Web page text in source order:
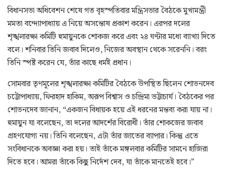
বিধানসভা অধিবেশন শেষে গত বৃহস্পতিবার মন্ত্রিসভার বৈঠকে মুখ্যমন্ত্রী
মমতা বন্দ্যোপাধ্যায় এ নিয়ে অসন্তোষ প্রকাশ করেন। এরপর দলের
শৃঙ্খলারক্ষা কমিটি হুমায়ুনকে শোকজ করে এবং ২৪ ঘণ্টার মধ্যে ব্যাখ্যা দিতে
বলে। শনিবার তিনি জবাব দিলেও, নিজের অবস্থান থেকে সরেননি। বরং
তিনি স্পষ্ট করেন যে, তাঁর কাছে ধর্মই প্রধান।
সোমবার তৃণমূলের শৃঙ্খলারক্ষা কমিটির বৈঠকে উপস্থিত ছিলেন শোভনদেব
চট্টোপাধ্যায়, ফিরহাদ হাকিম, অরূপ বিশ্বাস ও চন্দ্রিমা ভট্টাচার্য। বৈঠকের পর
শোভনদেব জানান, “একজন বিধায়ক হয়ে এই ধরনের মন্তব্য করা যায় না।
হুমায়ুন যা বলেছেন, তা দলের আদর্শের বিরোধী। তাঁর শোকজের জবাব
গ্রহণযোগ্য নয়। তিনি বলেছেন, এটা তাঁর জাতের ব্যাপার। কিন্তু এতে
সংবিধানকে অবজ্ঞা করা হয়। তাই তাঁকে মঙ্গলবার কমিটির সামনে হাজিরা
দিতে হবে। আমরা তাঁকে কিছু নির্দেশ দেব, যা তাঁকে মানতেই হবে।”